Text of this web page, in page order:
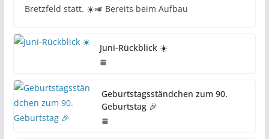
Bretzfeld statt. ☀️🎺 Bereits beim Aufbau
Juni-Rückblick ☀️
Geburtstagsständchen zum 90.
Geburtstag 🎉